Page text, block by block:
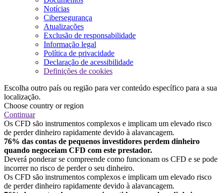
Notícias
Cibersegurança
Atualizações
Exclusão de responsabilidade
Informação legal
Política de privacidade
Declaração de acessibilidade
Definições de cookies
Escolha outro país ou região para ver conteúdo específico para a sua
localização.
Choose country or region
Continuar
Os CFD são instrumentos complexos e implicam um elevado risco
de perder dinheiro rapidamente devido à alavancagem.
76% das contas de pequenos investidores perdem dinheiro
quando negoceiam CFD com este prestador.
Deverá ponderar se compreende como funcionam os CFD e se pode
incorrer no risco de perder o seu dinheiro.
Os CFD são instrumentos complexos e implicam um elevado risco
de perder dinheiro rapidamente devido à alavancagem.